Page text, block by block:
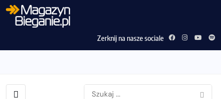
Zerknij na nasze sociale